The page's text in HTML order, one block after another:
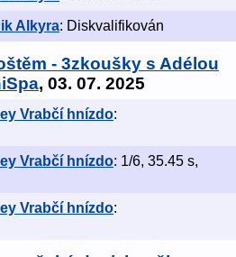
Alkyra: Diskvalifikován
- 3zkoušky s Adélou
, 03. 07. 2025
Vrabčí hnízdo:
Vrabčí hnízdo: 1/6, 35.45 s,
Vrabčí hnízdo: